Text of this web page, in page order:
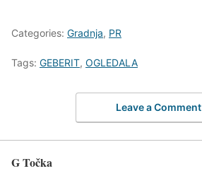
Categories: Gradnja, PR
Tags: GEBERIT, OGLEDALA
Leave a Comment
G Točka